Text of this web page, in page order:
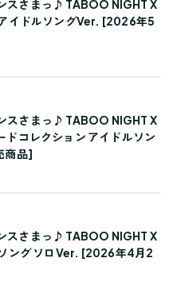
スさまっ♪ TABOO NIGHT X
イドルソングVer. [2026年5
スさまっ♪ TABOO NIGHT X
ドコレクション アイドルソン
商品]
スさまっ♪ TABOO NIGHT X
ング ソロVer. [2026年4月2